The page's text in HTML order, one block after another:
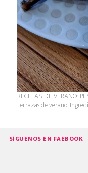
RECETAS DE VERANO:
terrazas de verano.
SÍGUENOS EN FAEBOOK